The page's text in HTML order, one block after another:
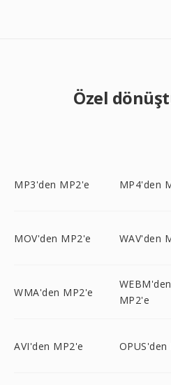
Özel
MP3'den MP2'e MP4'den
MOV'den MP2'e WAV'den
WMA'den MP2'e
WEBM'den
MP2'e
AVI'den MP2'e OPUS'den